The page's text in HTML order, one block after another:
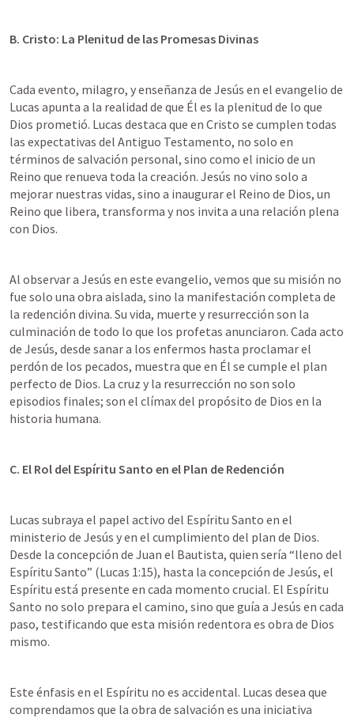
B. Cristo: La Plenitud de las Promesas Divinas
Cada evento, milagro, y enseñanza de Jesús en el evangelio de
Lucas apunta a la realidad de que Él es la plenitud de lo que
Dios prometió. Lucas destaca que en Cristo se cumplen todas
las expectativas del Antiguo Testamento, no solo en
términos de salvación personal, sino como el inicio de un
Reino que renueva toda la creación. Jesús no vino solo a
mejorar nuestras vidas, sino a inaugurar el Reino de Dios, un
Reino que libera, transforma y nos invita a una relación plena
con Dios.
Al observar a Jesús en este evangelio, vemos que su misión no
fue solo una obra aislada, sino la manifestación completa de
la redención divina. Su vida, muerte y resurrección son la
culminación de todo lo que los profetas anunciaron. Cada acto
de Jesús, desde sanar a los enfermos hasta proclamar el
perdón de los pecados, muestra que en Él se cumple el plan
perfecto de Dios. La cruz y la resurrección no son solo
episodios finales; son el clímax del propósito de Dios en la
historia humana.
C. El Rol del Espíritu Santo en el Plan de Redención
Lucas subraya el papel activo del Espíritu Santo en el
ministerio de Jesús y en el cumplimiento del plan de Dios.
Desde la concepción de Juan el Bautista, quien sería “lleno del
Espíritu Santo” (Lucas 1:15), hasta la concepción de Jesús, el
Espíritu está presente en cada momento crucial. El Espíritu
Santo no solo prepara el camino, sino que guía a Jesús en cada
paso, testificando que esta misión redentora es obra de Dios
mismo.
Este énfasis en el Espíritu no es accidental. Lucas desea que
comprendamos que la obra de salvación es una iniciativa